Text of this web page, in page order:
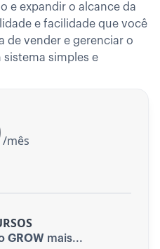
/mês
GROW mais...
e expandir o alcance da
e facilidade que você
de vender e gerenciar o
simples e